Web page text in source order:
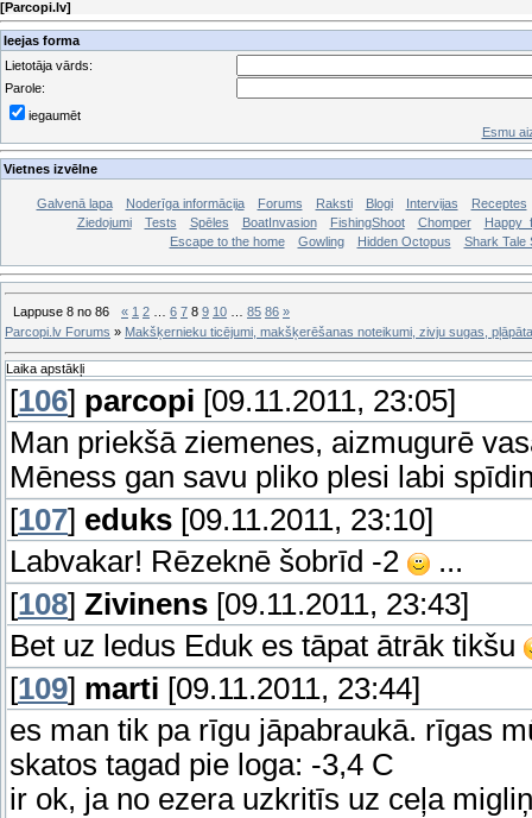
[Parcopi.lv]
Ieejas forma
Lietotāja vārds:
Parole:
iegaumēt
Esmu
Vietnes izvēlne
Galvenā lapa Noderīga informācija Forums Raksti Blogi Intervijas
Receptes
Ziedojumi
Tests Spēles BoatInvasion FishingShoot Chomper
Escape to the home
Gowling Hidden Octopus Shark Tale
Lappuse 8 no 86 « 1 2 6 7 8 9 10 85 86 »
Parcopi.lv Forums » Makšķernieku ticējumi, makšķerēšanas noteikumi, zivju sugas,
Laika apstākļi
[106] parcopi [09.11.2011, 23:05]
Man priekšā ziemenes, aizmugurē
Mēness gan savu pliko plesi labi
[107] eduks [09.11.2011, 23:10]
Labvakar! Rēzeknē šobrīd -2
...
[108] Zivinens [09.11.2011, 23:43]
Bet uz ledus Eduk es tāpat ātrāk tikšu
[109] marti [09.11.2011, 23:44]
es man tik pa rīgu jāpabraukā. rīgas
skatos tagad pie loga: -3,4 C
ir ok, ja no ezera uzkritīs uz ceļa